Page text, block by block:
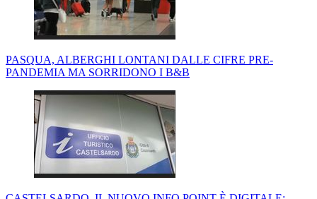
PASQUA, ALBERGHI LONTANI DALLE CIFRE PRE-
PANDEMIA MA SORRIDONO I B&B